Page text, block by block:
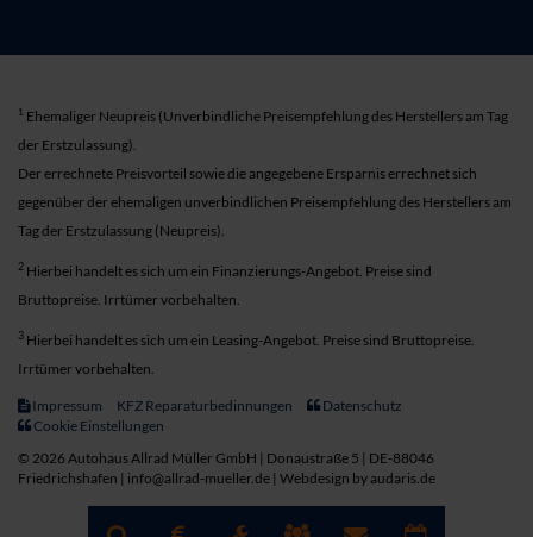
1 Ehemaliger Neupreis (Unverbindliche Preisempfehlung des Herstellers am Tag
der Erstzulassung).
Der errechnete Preisvorteil sowie die angegebene Ersparnis errechnet sich
gegenüber der ehemaligen unverbindlichen Preisempfehlung des Herstellers am
Tag der Erstzulassung (Neupreis).
2 Hierbei handelt es sich um ein Finanzierungs-Angebot. Preise sind
Bruttopreise. Irrtümer vorbehalten.
3 Hierbei handelt es sich um ein Leasing-Angebot. Preise sind Bruttopreise.
Irrtümer vorbehalten.
Impressum KFZ Reparaturbedinnungen
Datenschutz
Cookie Einstellungen
© 2026 Autohaus Allrad Müller GmbH | Donaustraße 5 | DE-88046
Friedrichshafen | info@allrad-mueller.de | Webdesign by audaris.de